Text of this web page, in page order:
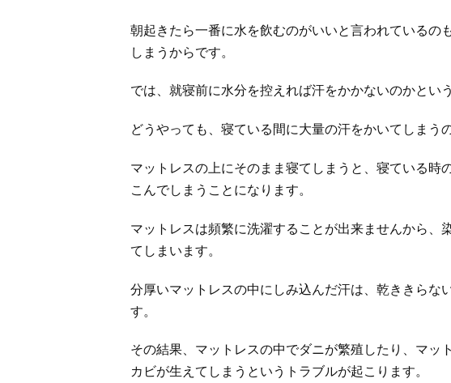
朝起きたら一番に水を飲むのがいいと言われているの
しまうからです。
では、就寝前に水分を控えれば汗をかかないのかとい
どうやっても、寝ている間に大量の汗をかいてしまう
マットレスの上にそのまま寝てしまうと、寝ている時
こんでしまうことになります。
マットレスは頻繁に洗濯することが出来ませんから、
てしまいます。
分厚いマットレスの中にしみ込んだ汗は、乾ききらな
す。
その結果、マットレスの中でダニが繁殖したり、マッ
カビが生えてしまうというトラブルが起こります。